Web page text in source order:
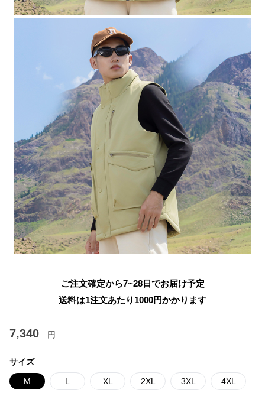
ご注文確定から7~28日でお届け予定
送料は1注文あたり 1000円かかります
7,340 円
サイズ
M L XL 2XL 3XL 4XL